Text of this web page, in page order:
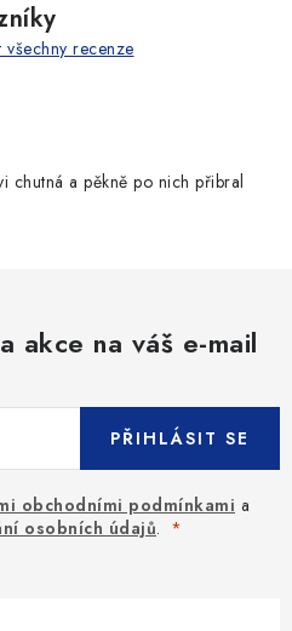
všechny recenze
chutná a pěkně po nich přibral
akce na váš e-mail
obchodními podmínkami a
osobních údajů.
PŘIHLÁSIT SE